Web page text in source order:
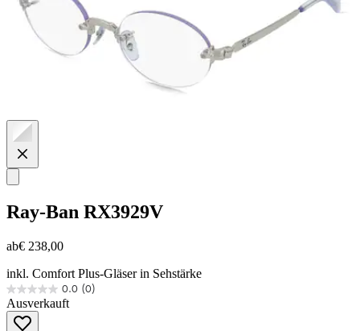
Ray-Ban RX3929V
ab€ 238,00
inkl. Comfort Plus-Gläser in Sehstärke
0.0 (0)
0.0
von
Ausverkauft